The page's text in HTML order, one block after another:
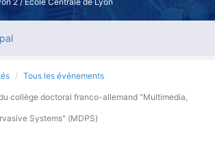
Tous les événements
collège doctoral franco-allemand "Multimedia,
Systems" (MDPS)